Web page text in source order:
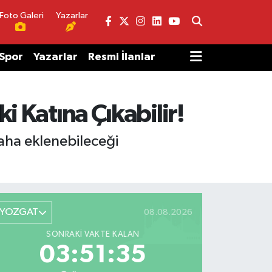
Foto Galeri Yazarlar
Yazarlar Resmi İlanlar
Katına Çıkabilir!
eklenebileceği
YOZGAT 08.08.2026
SONRAKI VAKTE KALAN
03:51:35